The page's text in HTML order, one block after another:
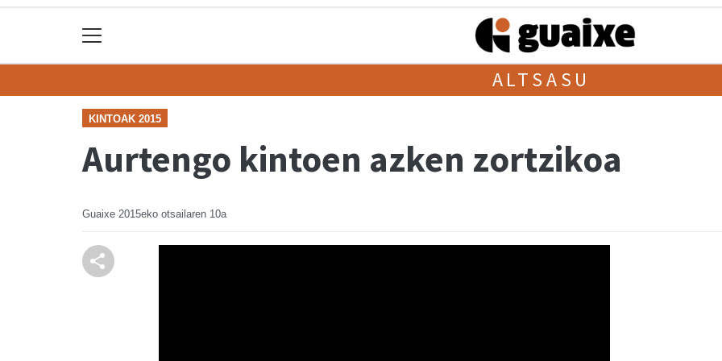
ALTSASU
KINTOAK 2015
Aurtengo kintoen azken zortzikoa
Guaixe 2015eko otsailaren 10a